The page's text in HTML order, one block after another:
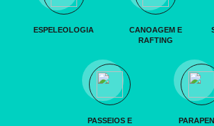
ESPELEOLOGIA
CANOAGEM E
RAFTING
PASSEIOS E